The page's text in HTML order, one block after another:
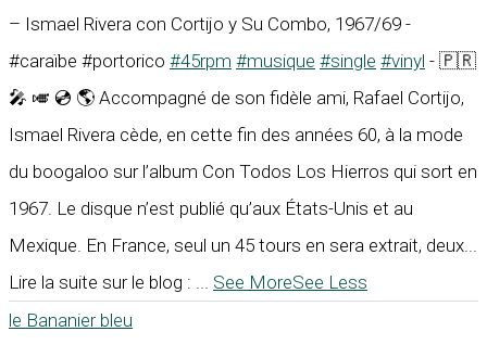
– Ismael Rivera con Cortijo y Su Combo, 1967/69 -
#caraïbe #portorico #45rpm #musique #single #vinyl - 🇵🇷
🎤 🎺 💿 🌎 Accompagné de son fidèle ami, Rafael Cortijo,
Ismael Rivera cède, en cette fin des années 60, à la mode
du boogaloo sur l’album Con Todos Los Hierros qui sort en
1967. Le disque n’est publié qu’aux États-Unis et au
Mexique. En France, seul un 45 tours en sera extrait, deux...
Lire la suite sur le blog : ... See MoreSee Less
le Bananier bleu